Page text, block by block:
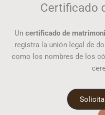
Certificado
Un certificado de
registra la unión legal de
como los nombres de los